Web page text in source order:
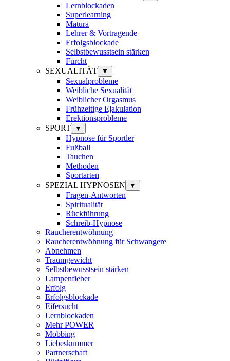
Lernblockaden
Superlearning
Matura
Lehrer & Vortragende
Erfolgsblockade
Selbstbewusstsein stärken
Furcht
SEXUALITÄT
▼
Sexualprobleme
Weibliche Sexualität
Weiblicher Orgasmus
Frühzeitige Ejakulation
Erektionsprobleme
SPORT
▼
Hypnose für Sportler
Fußball
Tauchen
Methoden
Sportarten
SPEZIAL HYPNOSEN
▼
Fragen-Antworten
Spiritualität
Rückführung
Schreib-Hypnose
Raucherentwöhnung
Raucherentwöhnung für Schwangere
Abnehmen
Traumgewicht
Selbstbewusstsein stärken
Lampenfieber
Erfolg
Erfolgsblockade
Eifersucht
Lernblockaden
Mehr POWER
Mobbing
Liebeskummer
Partnerschaft